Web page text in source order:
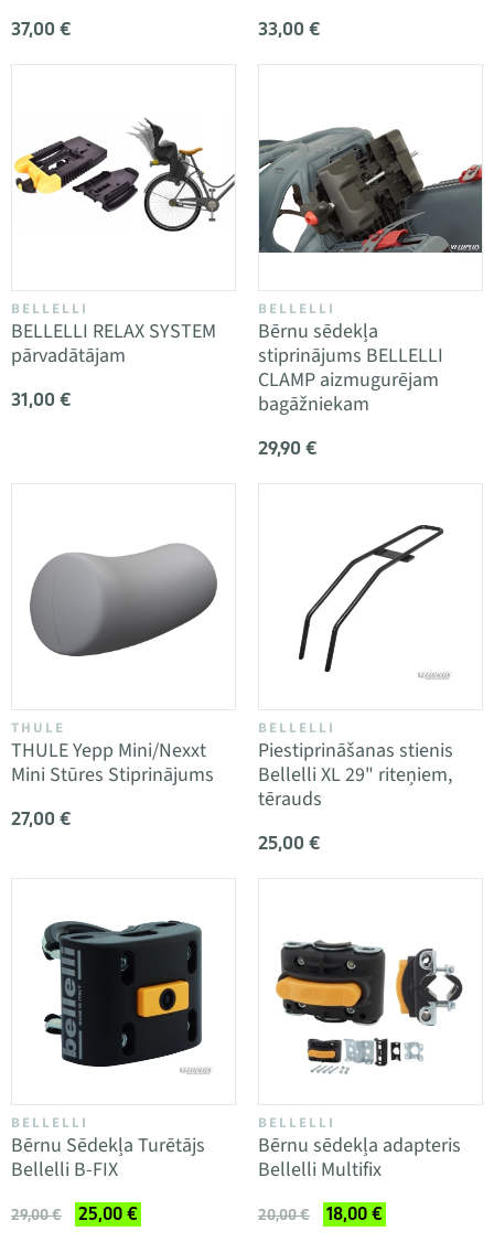
37,00 € 33,00 €
BELLELLI
BELLELLI RELAX SYSTEM
pārvadātājam
31,00 €
BELLELLI
Bērnu sēdekļa
stiprinājums BELLELLI
CLAMP aizmugurējam
bagāžniekam
29,90 €
THULE
THULE Yepp Mini/Nexxt
Mini Stūres Stiprinājums
27,00 €
BELLELLI
Piestiprināšanas stienis
Bellelli XL 29" riteņiem,
tērauds
25,00 €
BELLELLI
Bērnu Sēdekļa Turētājs
Bellelli B-FIX
29,00 € 25,00 €
BELLELLI
Bērnu sēdekļa adapteris
Bellelli Multifix
20,00 € 18,00 €